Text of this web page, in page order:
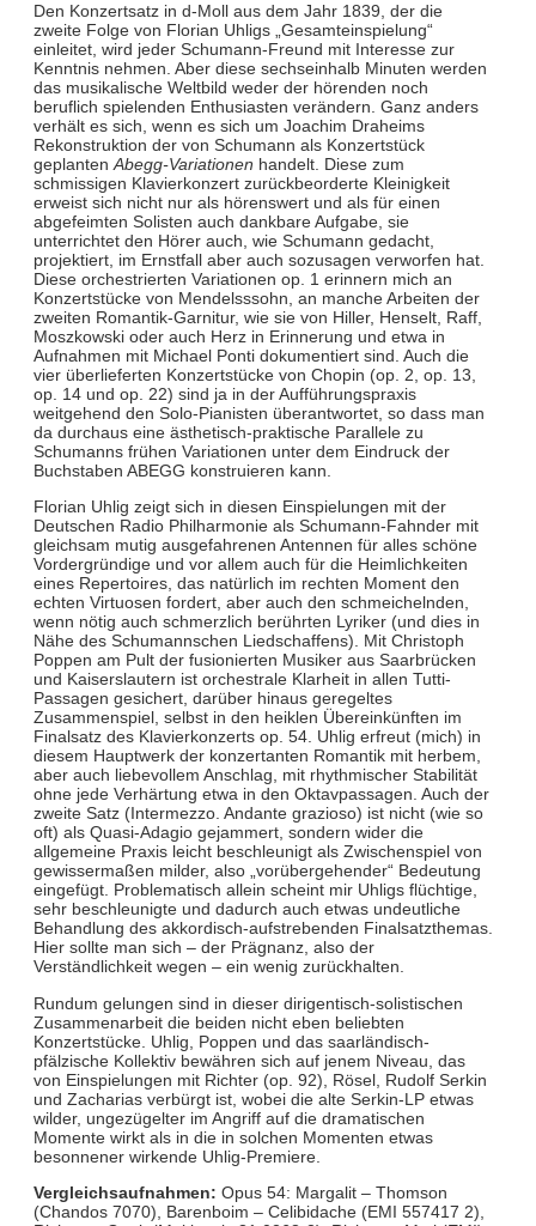
Den Konzertsatz in d-Moll aus dem Jahr 1839, der die
zweite Folge von Florian Uhligs „Gesamteinspielung“
einleitet, wird jeder Schumann-Freund mit Interesse zur
Kenntnis nehmen. Aber diese sechseinhalb Minuten werden
das musikalische Weltbild weder der hörenden noch
beruflich spielenden Enthusiasten verändern. Ganz anders
verhält es sich, wenn es sich um Joachim Draheims
Rekonstruktion der von Schumann als Konzertstück
geplanten Abegg-Variationen handelt. Diese zum
schmissigen Klavierkonzert zurückbeorderte Kleinigkeit
erweist sich nicht nur als hörenswert und als für einen
abgefeimten Solisten auch dankbare Aufgabe, sie
unterrichtet den Hörer auch, wie Schumann gedacht,
projektiert, im Ernstfall aber auch sozusagen verworfen hat.
Diese orchestrierten Variationen op. 1 erinnern mich an
Konzertstücke von Mendelsssohn, an manche Arbeiten der
zweiten Romantik-Garnitur, wie sie von Hiller, Henselt, Raff,
Moszkowski oder auch Herz in Erinnerung und etwa in
Aufnahmen mit Michael Ponti dokumentiert sind. Auch die
vier überlieferten Konzertstücke von Chopin (op. 2, op. 13,
op. 14 und op. 22) sind ja in der Aufführungspraxis
weitgehend den Solo-Pianisten überantwortet, so dass man
da durchaus eine ästhetisch-praktische Parallele zu
Schumanns frühen Variationen unter dem Eindruck der
Buchstaben ABEGG konstruieren kann.
Florian Uhlig zeigt sich in diesen Einspielungen mit der
Deutschen Radio Philharmonie als Schumann-Fahnder mit
gleichsam mutig ausgefahrenen Antennen für alles schöne
Vordergründige und vor allem auch für die Heimlichkeiten
eines Repertoires, das natürlich im rechten Moment den
echten Virtuosen fordert, aber auch den schmeichelnden,
wenn nötig auch schmerzlich berührten Lyriker (und dies in
Nähe des Schumannschen Liedschaffens). Mit Christoph
Poppen am Pult der fusionierten Musiker aus Saarbrücken
und Kaiserslautern ist orchestrale Klarheit in allen Tutti-
Passagen gesichert, darüber hinaus geregeltes
Zusammenspiel, selbst in den heiklen Übereinkünften im
Finalsatz des Klavierkonzerts op. 54. Uhlig erfreut (mich) in
diesem Hauptwerk der konzertanten Romantik mit herbem,
aber auch liebevollem Anschlag, mit rhythmischer Stabilität
ohne jede Verhärtung etwa in den Oktavpassagen. Auch der
zweite Satz (Intermezzo. Andante grazioso) ist nicht (wie so
oft) als Quasi-Adagio gejammert, sondern wider die
allgemeine Praxis leicht beschleunigt als Zwischenspiel von
gewissermaßen milder, also „vorübergehender“ Bedeutung
eingefügt. Problematisch allein scheint mir Uhligs flüchtige,
sehr beschleunigte und dadurch auch etwas undeutliche
Behandlung des akkordisch-aufstrebenden Finalsatzthemas.
Hier sollte man sich – der Prägnanz, also der
Verständlichkeit wegen – ein wenig zurückhalten.
Rundum gelungen sind in dieser dirigentisch-solistischen
Zusammenarbeit die beiden nicht eben beliebten
Konzertstücke. Uhlig, Poppen und das saarländisch-
pfälzische Kollektiv bewähren sich auf jenem Niveau, das
von Einspielungen mit Richter (op. 92), Rösel, Rudolf Serkin
und Zacharias verbürgt ist, wobei die alte Serkin-LP etwas
wilder, ungezügelter im Angriff auf die dramatischen
Momente wirkt als in die in solchen Momenten etwas
besonnener wirkende Uhlig-Premiere.
Vergleichsaufnahmen: Opus 54: Margalit – Thomson
(Chandos 7070), Barenboim – Celibidache (EMI 557417 2),